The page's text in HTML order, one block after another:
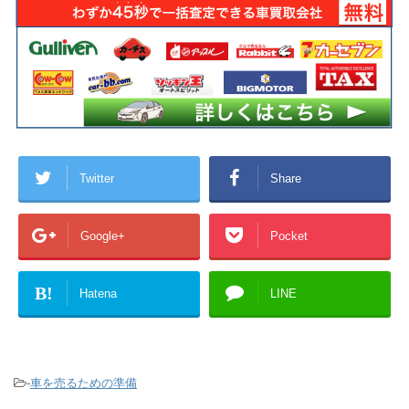
Twitter Share
Google+ Pocket
B! Hatena LINE
-車を売るための準備